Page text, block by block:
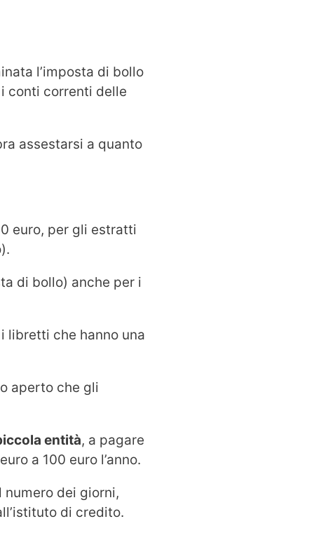
l’imposta di bollo
conti correnti delle
assestarsi a quanto
euro, per gli estratti
di bollo) anche per i
libretti che hanno una
aperto che gli
entità, a pagare
a 100 euro l’anno.
dei giorni,
di credito.